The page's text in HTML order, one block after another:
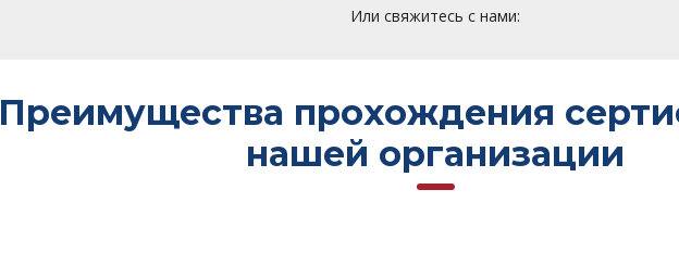
Или свяжитесь с нами:
Преимущества прохождения
нашей организации